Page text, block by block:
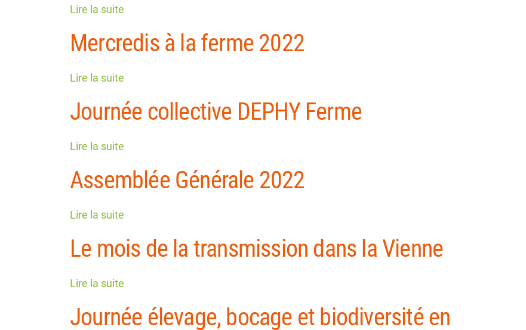
Lire la suite
Mercredis à la ferme 2022
Lire la suite
Journée collective DEPHY Ferme
Lire la suite
Assemblée Générale 2022
Lire la suite
Le mois de la transmission dans la Vienne
Lire la suite
Journée élevage, bocage et biodiversité en